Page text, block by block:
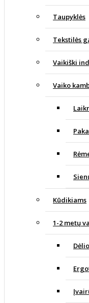
Taupyklės
Tekstilės
Vaikiški
Vaiko
Kūdikiams
1-2 metų